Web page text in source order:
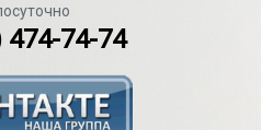
474-74-74